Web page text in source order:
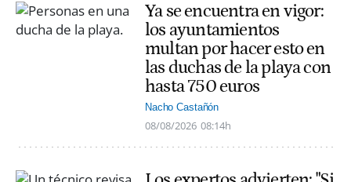
Ya se encuentra en vigor:
los ayuntamientos
multan por hacer esto en
las duchas de la playa con
hasta 750 euros
Nacho Castañón
08/08/2026 08:14h